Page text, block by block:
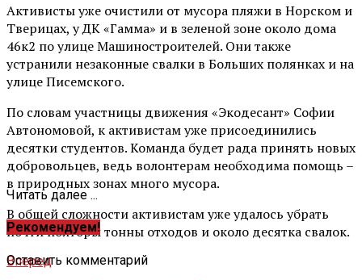
Активисты уже очистили от мусора пляжи в Норском и
Тверицах, у ДК «Гамма» и в зеленой зоне около дома
46к2 по улице Машиностроителей. Они также
устранили незаконные свалки в Больших полянках и на
улице Писемского.
По словам участницы движения «Экодесант» Софии
Автономовой, к активистам уже присоединились
десятки студентов. Команда будет рада принять новых
добровольцев, ведь волонтерам необходима помощь –
в природных зонах много мусора.
В общей сложности активистам уже удалось убрать
почти полторы тонны отходов и около десятка свалок.
Вперед
Читать далее ...
Рекомендуем!
Оставить комментарий